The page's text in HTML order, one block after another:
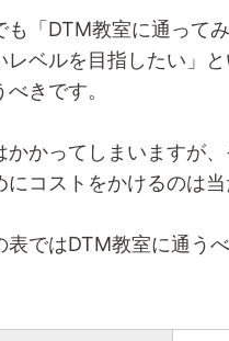
も「DTM教室に通って
レベルを目指したい」
べきです。
かかってしまいますが
にコストをかけるのは
表ではDTM教室に通う